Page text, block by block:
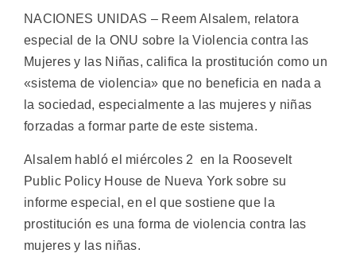
NACIONES UNIDAS – Reem Alsalem, relatora
especial de la ONU sobre la Violencia contra las
Mujeres y las Niñas, califica la prostitución como un
«sistema de violencia» que no beneficia en nada a
la sociedad, especialmente a las mujeres y niñas
forzadas a formar parte de este sistema.
Alsalem habló el miércoles 2 en la Roosevelt
Public Policy House de Nueva York sobre su
informe especial, en el que sostiene que la
prostitución es una forma de violencia contra las
mujeres y las niñas.